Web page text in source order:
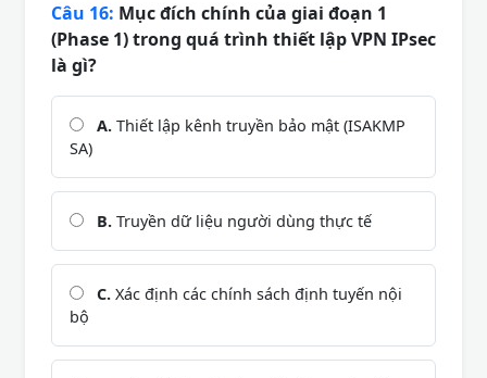
Câu 16: Mục đích chính của giai đoạn 1
(Phase 1) trong quá trình thiết lập VPN IPsec
là gì?
A. Thiết lập kênh truyền bảo mật (ISAKMP
SA)
B. Truyền dữ liệu người dùng thực tế
C. Xác định các chính sách định tuyến nội
bộ